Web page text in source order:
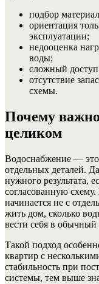
подбор
ориентация
эксплуатации;
недооценка
воды;
сложный
отсутствие
схемы.
Почему
целиком
Водоснабжение — это
отдельных деталей.
нужного результата,
согласованную
начинается не с
жить дом, сколько
вести себя в обычный
Такой подход
квартир с
стабильность при
системы, тем выше